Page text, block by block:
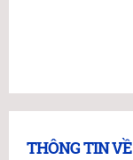
THÔNG TIN